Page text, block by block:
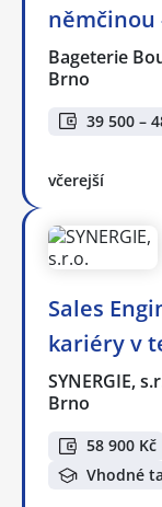
němčinou
Bageterie
Brno
39 500 –
včerejší
Sales
kariéry v
SYNERGIE,
Brno
58 900 Kč
Vhodné